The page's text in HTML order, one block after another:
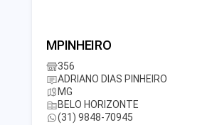
MPINHEIRO
356
ADRIANO DIAS PINHEIRO
MG
BELO HORIZONTE
(31) 9848-70945